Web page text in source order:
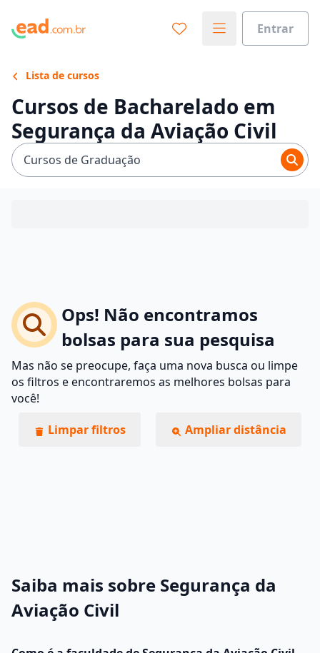
Entrar
Lista de cursos
Cursos de Bacharelado em
Segurança da Aviação Civil
Cursos de Graduação
Ops! Não encontramos
bolsas para sua pesquisa
Mas não se preocupe, faça uma nova busca ou limpe
os filtros e encontraremos as melhores bolsas para
você!
Limpar filtros
Ampliar distância
Saiba mais sobre Segurança da
Aviação Civil